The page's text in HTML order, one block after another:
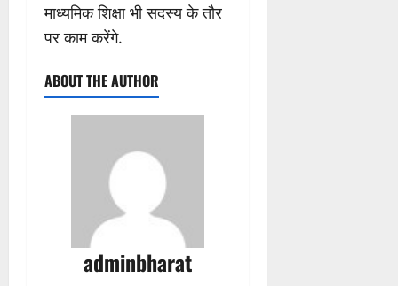
माध्यमिक शिक्षा भी सदस्य के तौर
पर काम करेंगे.
ABOUT THE AUTHOR
adminbharat